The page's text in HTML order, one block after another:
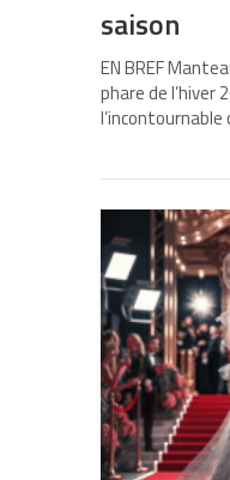
saison
EN BREF
phare de l’hiver